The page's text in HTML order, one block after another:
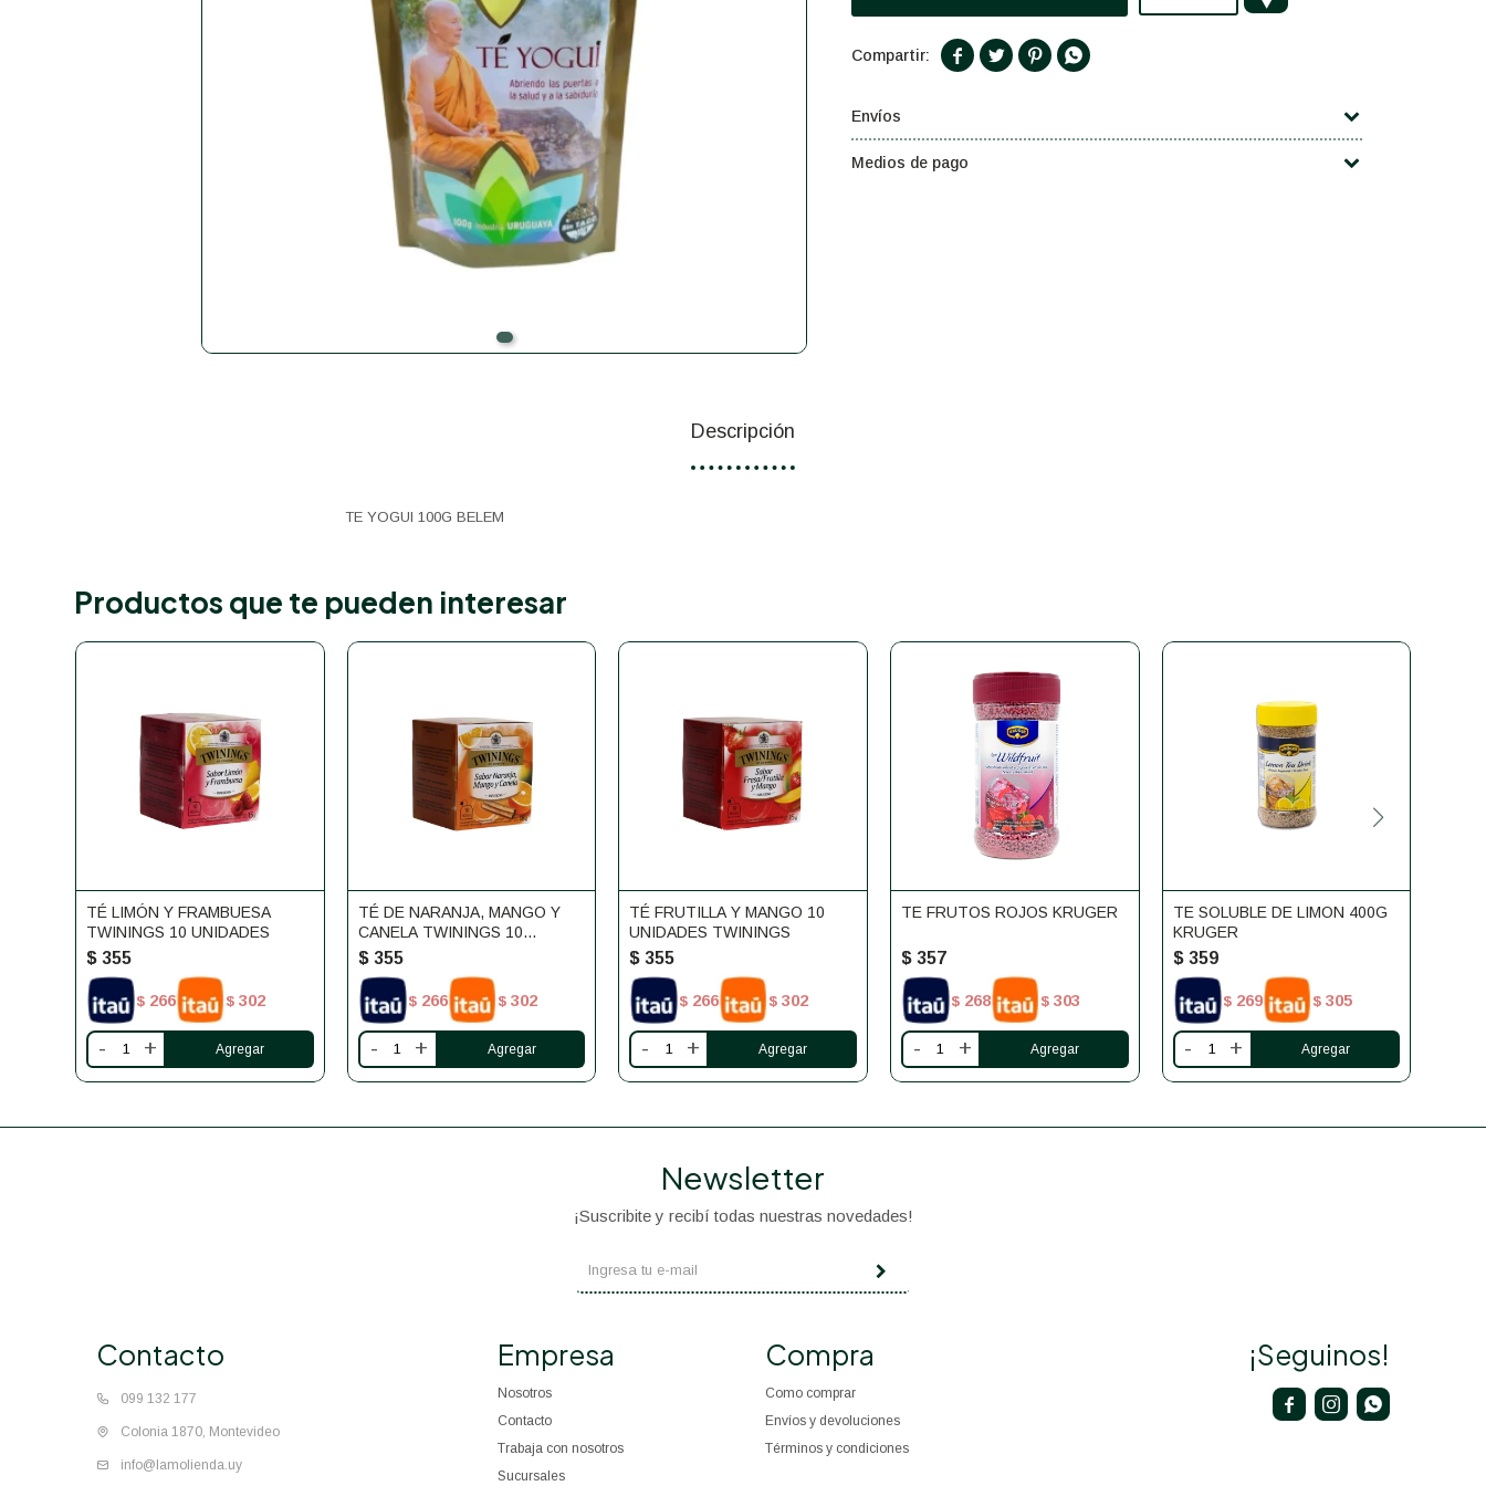
   
Envíos
Medios de pago
Descripción
TE YOGUI 100G BELEM
Productos que te pueden interesar
TÉ LIMÓN Y FRAMBUESA
TWININGS 10 UNIDADES
$ 355
$ 266 $ 302
- +
TÉ DE NARANJA, MANGO Y
CANELA TWININGS 10
UNIDADES
$ 355
$ 266 $ 302
- +
TÉ FRUTILLA Y MANGO 10
UNIDADES TWININGS
$ 355
$ 266 $ 302
- +
TE FRUTOS ROJOS KRUGER
$ 357
$ 268 $ 303
- +
TE SOLUBLE DE LIMON 400G
KRUGER
$ 359
$ 269 $ 305
- +
Contacto
099 132 177
Colonia 1870, Montevideo
info@lamolienda.uy
Empresa
Nosotros
Contacto
Trabaja con nosotros
Sucursales
Compra
Como comprar
Envíos y devoluciones
Términos y condiciones
Newsletter
¡Suscribite y recibí todas nuestras novedades!
¡Seguinos!
  